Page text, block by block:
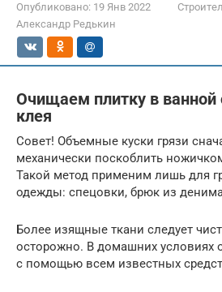
Опубликовано: 19 Янв 2022
Александр Редькин
Очищаем плитку в ванной
клея
Совет! Объемные куски грязи
механически поскоблить
Такой метод применим лишь для
одежды: спецовки, брюк из
Более изящные ткани следует
осторожно. В домашних условиях
с помощью всем известных